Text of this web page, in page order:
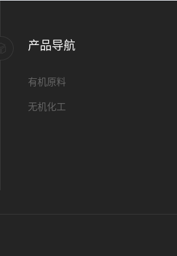
产品导航
有机原料
无机化工